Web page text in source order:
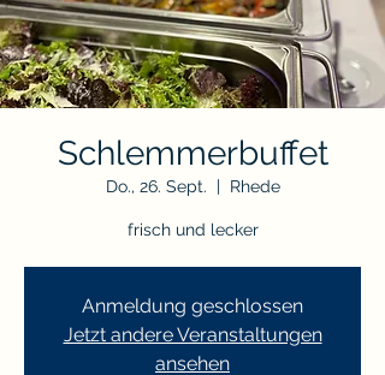
Schlemmerbuffet
Do., 26. Sept.
  |
Rhede
frisch und lecker
Anmeldung geschlossen
Jetzt andere Veranstaltungen
ansehen